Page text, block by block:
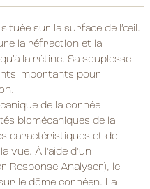
sur la surface de l’œil.
la réfraction et la
la rétine. Sa souplesse
importants pour
de la cornée
biomécaniques de la
caractéristiques et de
À l’aide d’un
Response Analyser), le
le dôme cornéen. La